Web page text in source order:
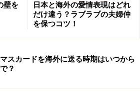
壁を
日本と海外の愛情表現はどれ
だけ違う？ラブラブの夫婦仲
を保つコツ！
スカードを海外に送る時期はいつから
？